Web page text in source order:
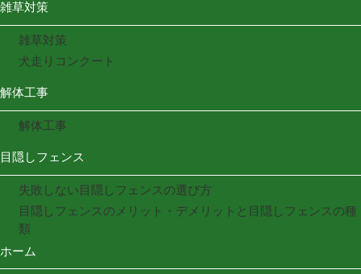
雑草対策
雑草対策
犬走りコンクート
解体工事
解体工事
目隠しフェンス
失敗しない目隠しフェンスの選び方
目隠しフェンスのメリット・デメリットと目隠しフェンスの種
類
ホーム